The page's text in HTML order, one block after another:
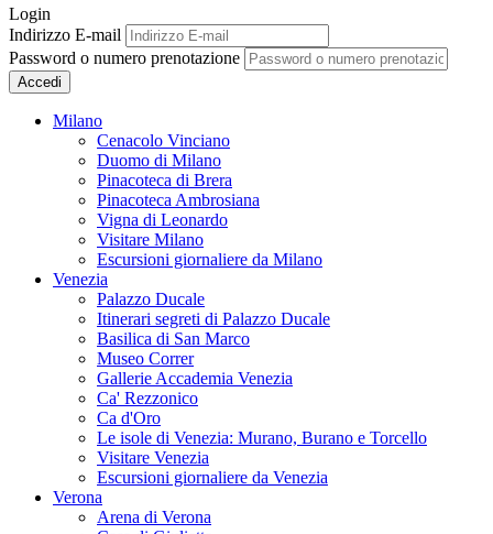
Login
Indirizzo E-mail
Password o numero prenotazione
Accedi
Milano
Cenacolo Vinciano
Duomo di Milano
Pinacoteca di Brera
Pinacoteca Ambrosiana
Vigna di Leonardo
Visitare Milano
Escursioni giornaliere da Milano
Venezia
Palazzo Ducale
Itinerari segreti di Palazzo Ducale
Basilica di San Marco
Museo Correr
Gallerie Accademia Venezia
Ca' Rezzonico
Ca d'Oro
Le isole di Venezia: Murano, Burano e Torcello
Visitare Venezia
Escursioni giornaliere da Venezia
Verona
Arena di Verona